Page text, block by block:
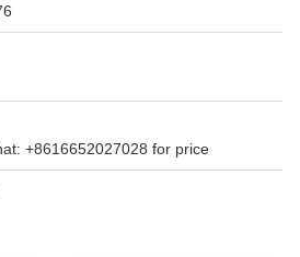
+8616652027028 for price